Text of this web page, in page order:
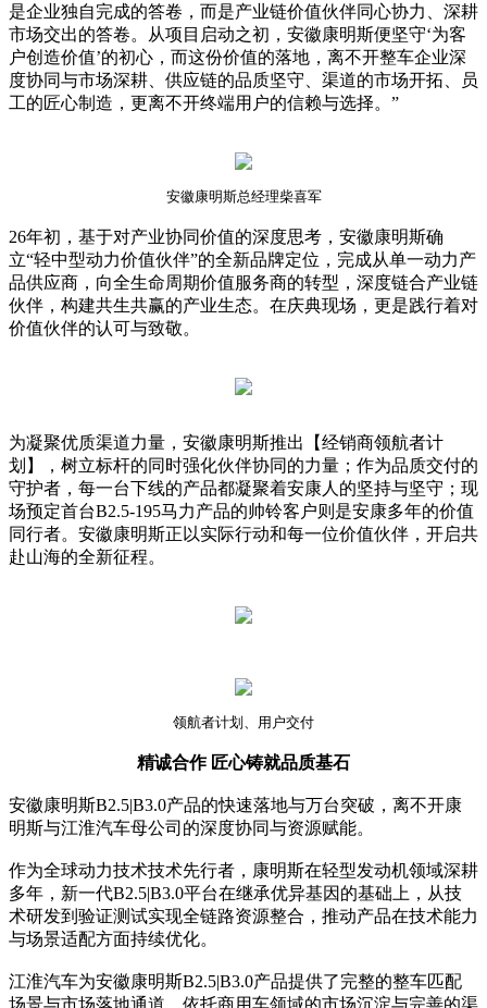
是企业独自完成的答卷，而是产业链价值伙伴同心协力、深耕
市场交出的答卷。从项目启动之初，安徽康明斯便坚守‘为客
户创造价值’的初心，而这份价值的落地，离不开整车企业深
度协同与市场深耕、供应链的品质坚守、渠道的市场开拓、员
工的匠心制造，更离不开终端用户的信赖与选择。”
安徽康明斯总经理柴喜军
26年初，基于对产业协同价值的深度思考，安徽康明斯确
立“轻中型动力价值伙伴”的全新品牌定位，完成从单一动力产
品供应商，向全生命周期价值服务商的转型，深度链合产业链
伙伴，构建共生共赢的产业生态。在庆典现场，更是践行着对
价值伙伴的认可与致敬。
为凝聚优质渠道力量，安徽康明斯推出【经销商领航者计
划】，树立标杆的同时强化伙伴协同的力量；作为品质交付的
守护者，每一台下线的产品都凝聚着安康人的坚持与坚守；现
场预定首台B2.5-195马力产品的帅铃客户则是安康多年的价值
同行者。安徽康明斯正以实际行动和每一位价值伙伴，开启共
赴山海的全新征程。
领航者计划、用户交付
精诚合作 匠心铸就品质基石
安徽康明斯B2.5|B3.0产品的快速落地与万台突破，离不开康
明斯与江淮汽车母公司的深度协同与资源赋能。
作为全球动力技术技术先行者，康明斯在轻型发动机领域深耕
多年，新一代B2.5|B3.0平台在继承优异基因的基础上，从技
术研发到验证测试实现全链路资源整合，推动产品在技术能力
与场景适配方面持续优化。
江淮汽车为安徽康明斯B2.5|B3.0产品提供了完整的整车匹配